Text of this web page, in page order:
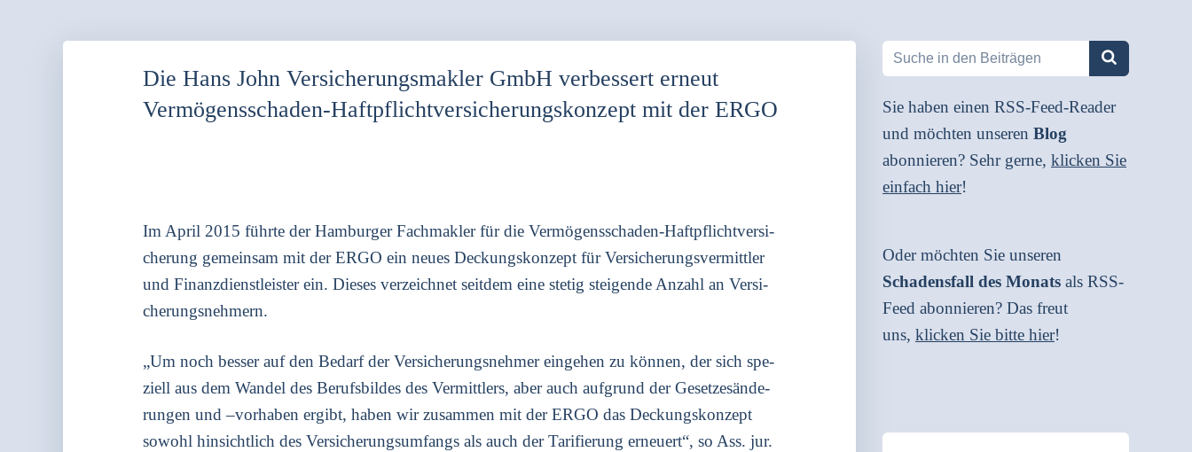
Die Hans John Versicherungsmakler GmbH verbessert erneut
Vermögensschaden-Haftpflichtversicherungskonzept mit der ERGO
Im April 2015 führ­te der Ham­bur­ger Fach­mak­ler für die Ver­mö­gens­scha­den-Haft­pflicht­ver­si­
che­rung gemein­sam mit der ERGO ein neu­es Deckungs­kon­zept für Ver­si­che­rungs­ver­mitt­ler
und Finanz­dienst­leis­ter ein. Die­ses ver­zeich­net seit­dem eine ste­tig stei­gen­de Anzahl an Ver­si­
che­rungs­neh­mern.
„Um noch bes­ser auf den Bedarf der Ver­si­che­rungs­neh­mer ein­ge­hen zu kön­nen, der sich spe­
zi­ell aus dem Wan­del des Berufs­bil­des des Ver­mitt­lers, aber auch auf­grund der Geset­zes­än­de­
run­gen und –vor­ha­ben ergibt, haben wir zusam­men mit der ERGO das Deckungs­kon­zept
sowohl hin­sicht­lich des Ver­si­che­rungs­um­fangs als auch der Tari­fie­rung erneu­ert“, so Ass. jur.
Sie haben einen RSS-Feed-Reader
und möchten unseren Blog
abonnieren? Sehr gerne, klicken Sie
einfach hier!
Oder möchten Sie unseren
Schadensfall des Monats als RSS-
Feed abonnieren? Das freut
uns, klicken Sie bitte hier!